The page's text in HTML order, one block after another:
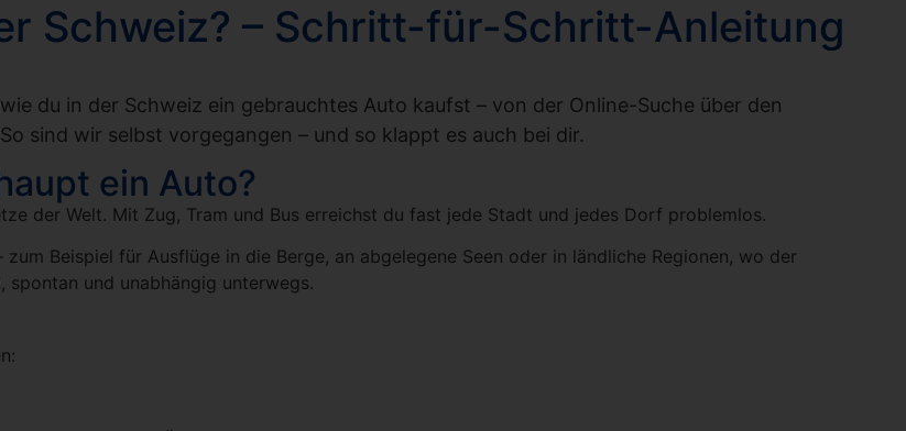
Schweiz? – Schritt-für-Schritt-Anleitung
du in der Schweiz ein gebrauchtes Auto kaufst – von der Online-Suche über den
sind wir selbst vorgegangen – und so klappt es auch bei dir.
ein Auto?
der Welt. Mit Zug, Tram und Bus erreichst du fast jede Stadt und jedes Dorf problemlos.
Beispiel für Ausflüge in die Berge, an abgelegene Seen oder in ländliche Regionen, wo der
und unabhängig unterwegs.